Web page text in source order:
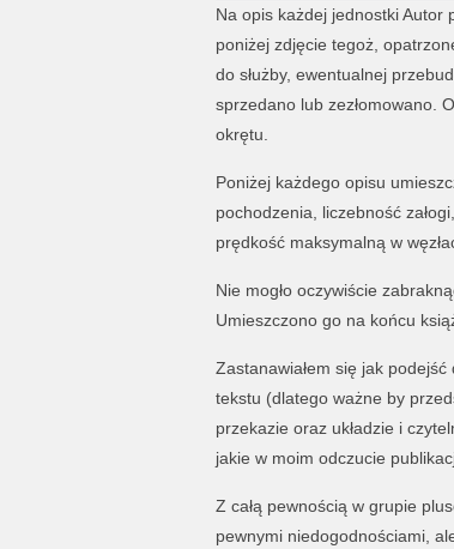
Na opis każdej jednostki Autor
poniżej zdjęcie tegoż,
do służby, ewentualnej
sprzedano lub zezłomowano.
okrętu.
Poniżej każdego opisu
pochodzenia, liczebność
prędkość maksymalną w
Nie mogło oczywiście
Umieszczono go na końcu
Zastanawiałem się jak
tekstu (dlatego ważne by
przekazie oraz układzie i
jakie w moim odczucie
Z całą pewnością w grupie
pewnymi niedogodnościami,